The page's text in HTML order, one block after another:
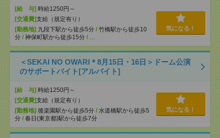
[給 与] 時給1250円～
[交通費]支給（規定有り）
[勤務地] 九段下駅から徒歩5分 / 竹橋駅から徒歩10
分 / 神保町駅から徒歩15分 / …
気になる！
＜SEKAI NO OWARI＊8月15日・16日＞ドーム公演
のサポートバイト[アルバイト]
[給 与] 時給1250円～
[交通費]支給（規定有り）
[勤務地] 後楽園駅から徒歩5分 / 水道橋駅から徒歩5
分 / 春日(東京都)駅から徒歩7分
気になる！